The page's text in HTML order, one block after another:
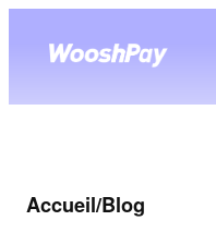
Accueil/Blog